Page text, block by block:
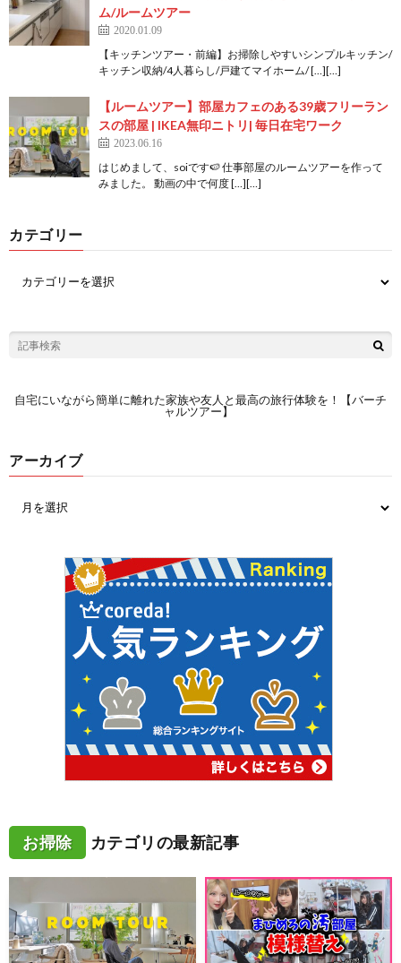
ム/ルームツアー
2020.01.09
【キッチンツアー・前編】お掃除しやすいシンプルキッチン/
キッチン収納/4人暮らし/戸建てマイホーム/ […][…]
【ルームツアー】部屋カフェのある39歳フリーラン
スの部屋 | IKEA無印ニトリ| 毎日在宅ワーク
2023.06.16
はじめまして、soiです🍉 仕事部屋のルームツアーを作って
みました。 動画の中で何度 […][…]
カテゴリー
自宅にいながら簡単に離れた家族や友人と最高の旅行体験を！【バーチ
ャルツアー】
アーカイブ
お掃除 カテゴリの最新記事